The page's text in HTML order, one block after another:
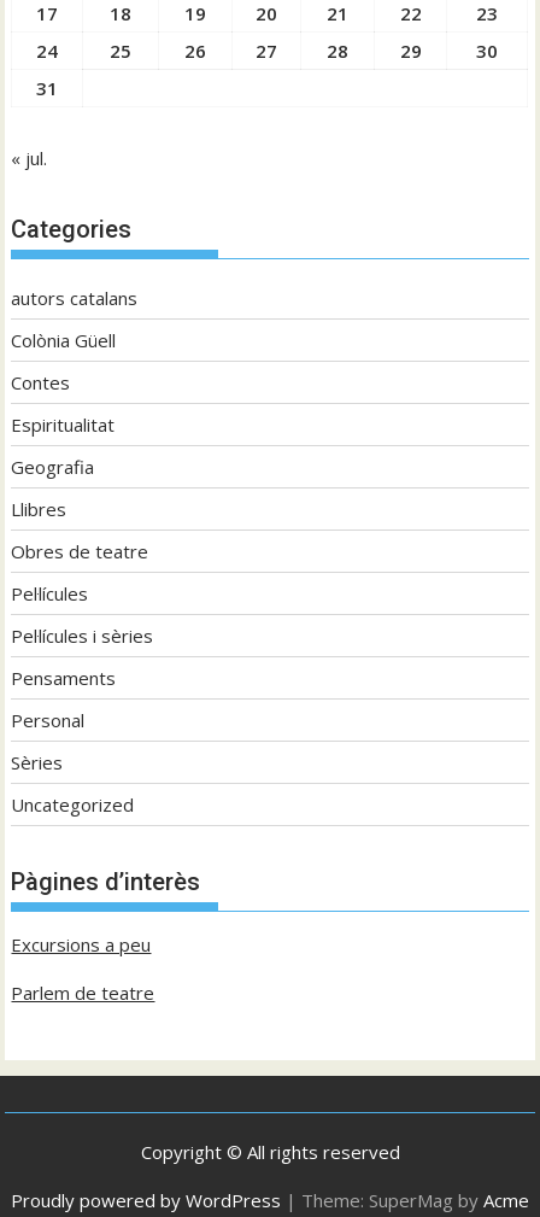
17
18 19 20 21 22
23
24
25 26 27 28 29
30
31
« jul.
Categories
autors catalans
Colònia Güell
Contes
Espiritualitat
Geografia
Llibres
Obres de teatre
Pel·lícules
Pel·lícules i sèries
Pensaments
Personal
Sèries
Uncategorized
Pàgines d’interès
Excursions a peu
Parlem de teatre
Copyright © All rights reserved
Proudly powered by WordPress | Theme: SuperMag by Acme